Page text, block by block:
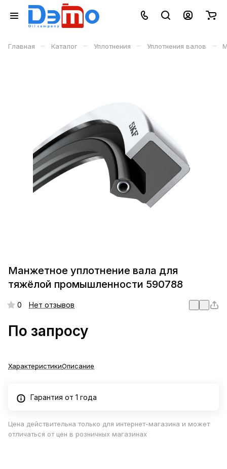
Главная – Каталог – Уплотнения – Уплотнения валов –
Манжетное уплотнение вала для
тяжёлой промышленности 590788
0 Нет отзывов
По запросу
ХарактеристикиОписание
Гарантия от 1 года
Цена действительна только для интернет-магазина и может
отличаться от цен в розничных магазинах